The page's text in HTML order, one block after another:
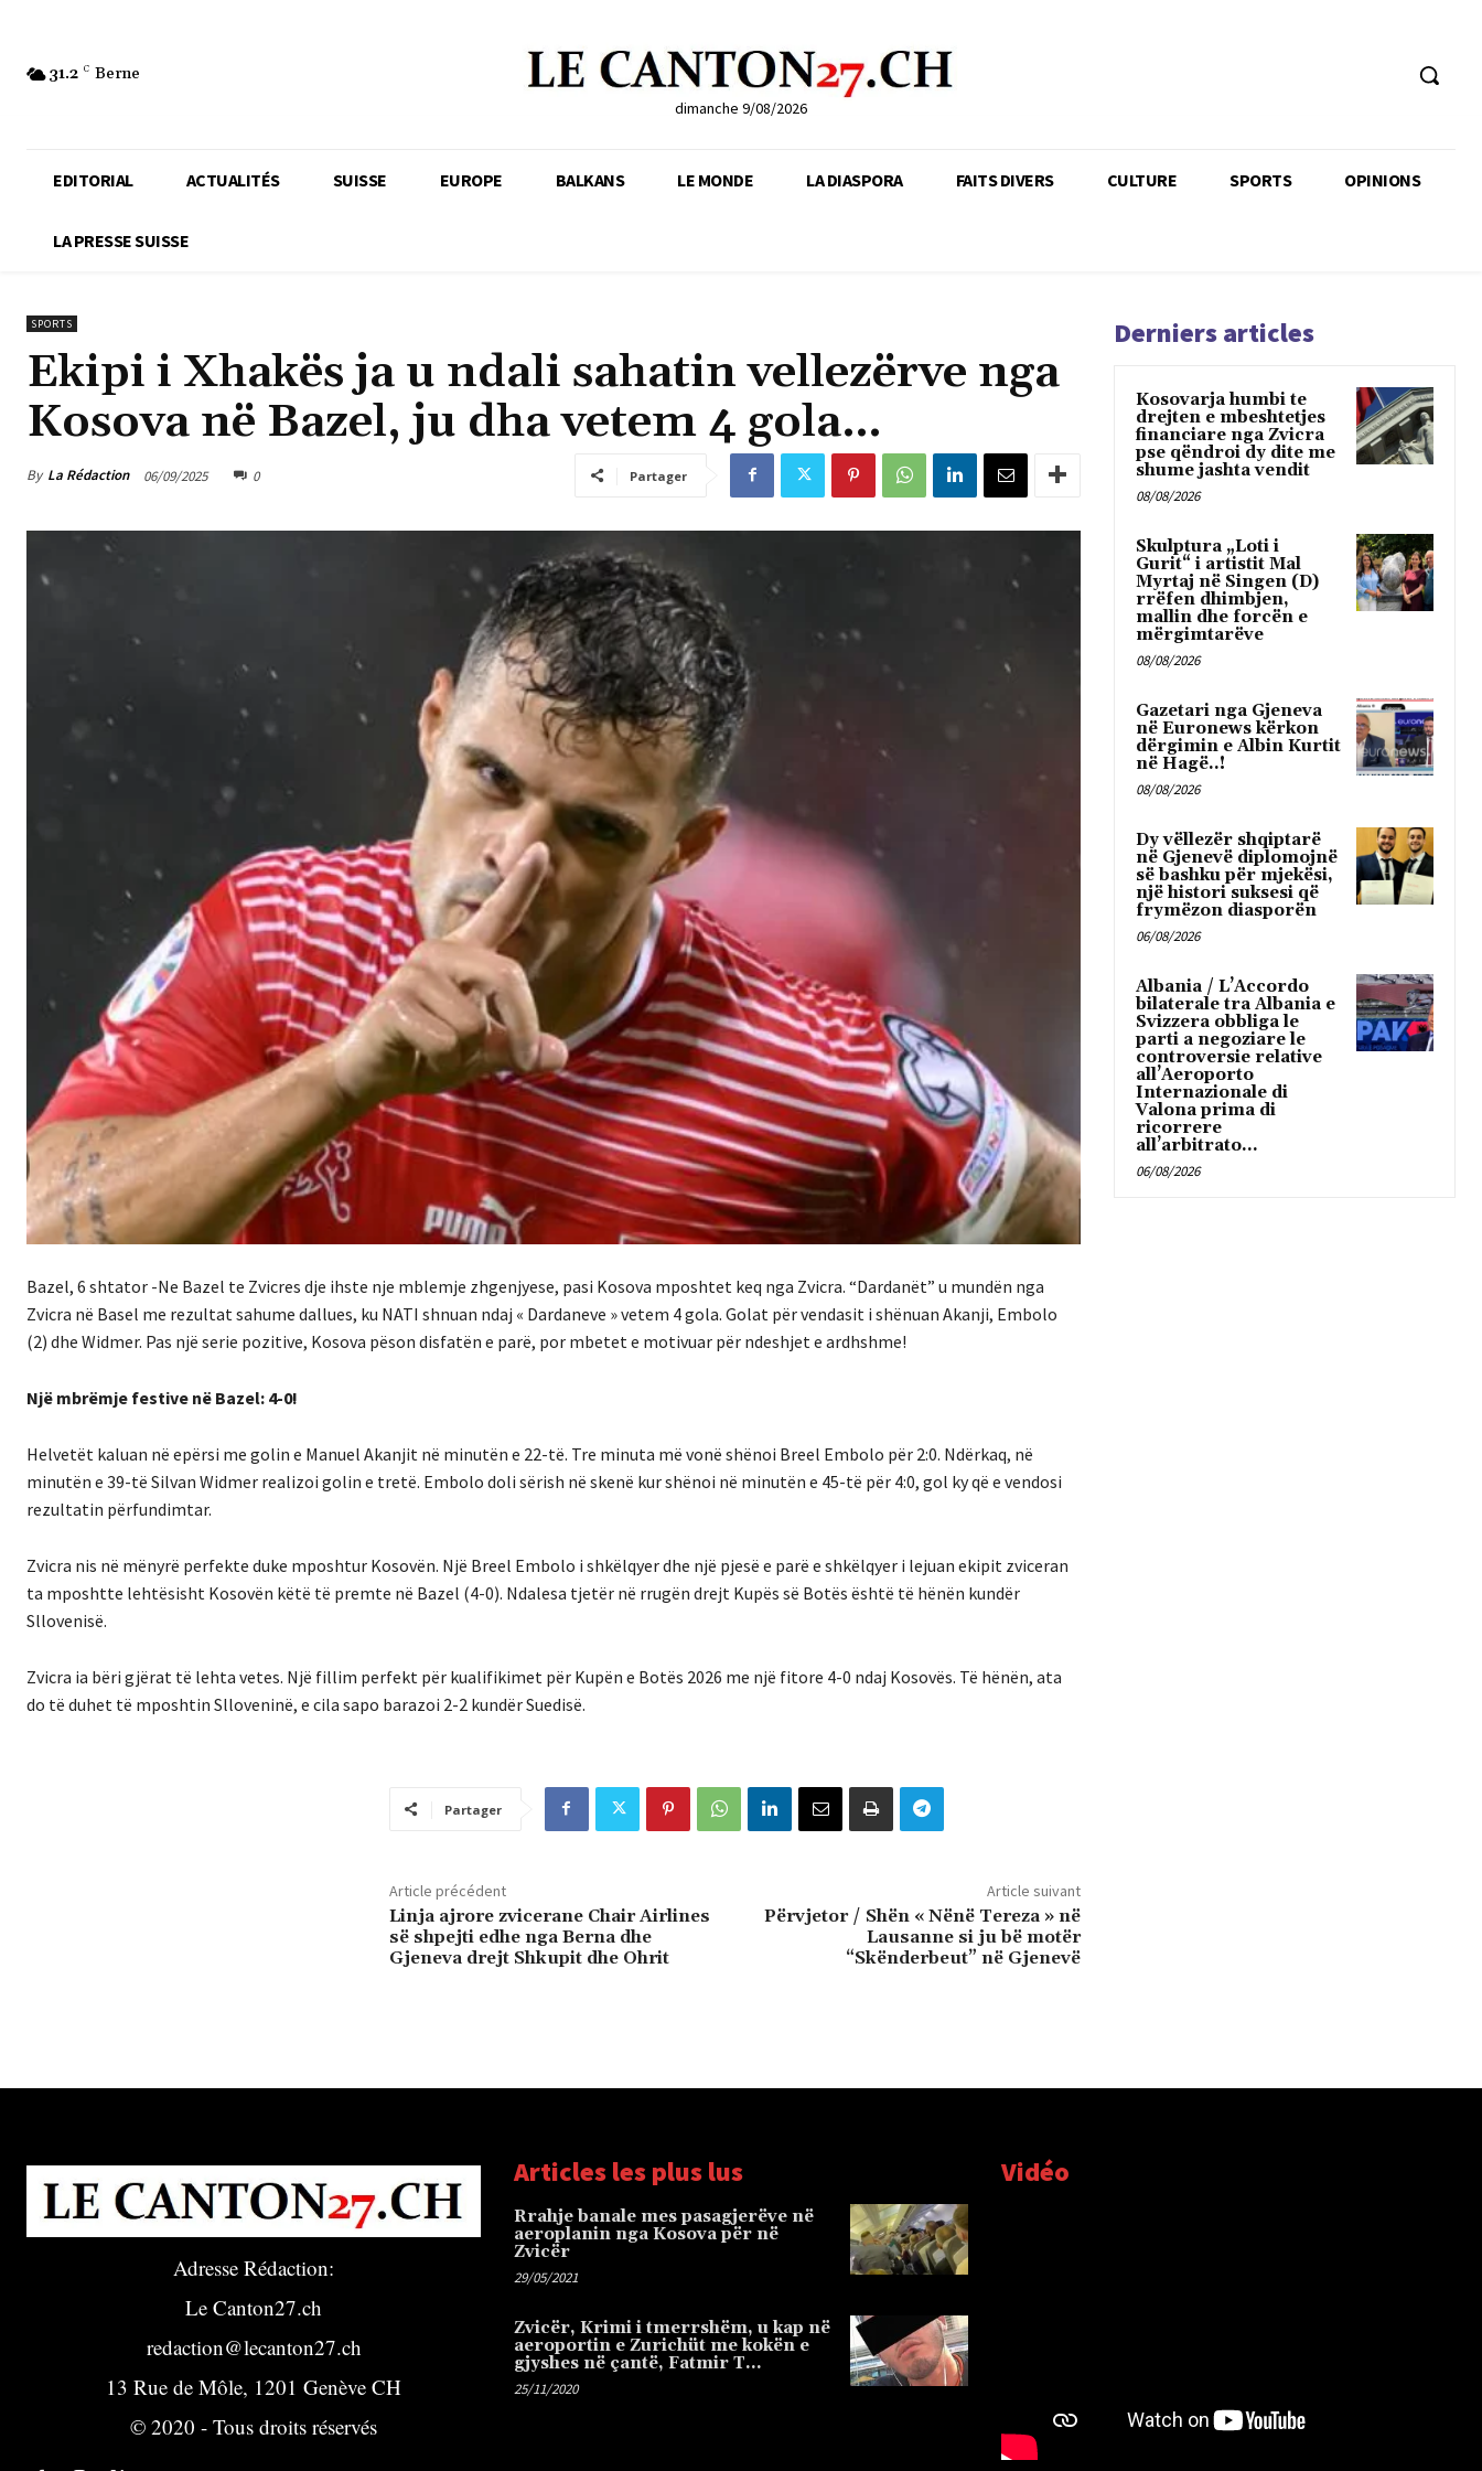
31.2 C Berne
dimanche 9/08/2026
EDITORIAL ACTUALITÉS SUISSE EUROPE BALKANS LE MONDE LA DIASPORA FAITS DIVERS CULTURE SPORTS OPINIONS
LA PRESSE SUISSE
SPORTS
Ekipi i Xhakës ja u ndali sahatin vellezërve nga
Kosova në Bazel, ju dha vetem 4 gola…
By La Rédaction 06/09/2025 0 Partager
Bazel, 6 shtator -Ne Bazel te Zvicres dje ihste nje mblemje zhgenjyese, pasi Kosova mposhtet keq nga Zvicra. “Dardanët” u mundën nga
Zvicra në Basel me rezultat sahume dallues, ku NATI shnuan ndaj « Dardaneve » vetem 4 gola. Golat për vendasit i shënuan Akanji, Embolo
(2) dhe Widmer. Pas një serie pozitive, Kosova pëson disfatën e parë, por mbetet e motivuar për ndeshjet e ardhshme!
Një mbrëmje festive në Bazel: 4-0!
Helvetët kaluan në epërsi me golin e Manuel Akanjit në minutën e 22-të. Tre minuta më vonë shënoi Breel Embolo për 2:0. Ndërkaq, në
minutën e 39-të Silvan Widmer realizoi golin e tretë. Embolo doli sërish në skenë kur shënoi në minutën e 45-të për 4:0, gol ky që e vendosi
rezultatin përfundimtar.
Zvicra nis në mënyrë perfekte duke mposhtur Kosovën. Një Breel Embolo i shkëlqyer dhe një pjesë e parë e shkëlqyer i lejuan ekipit zviceran
ta mposhtte lehtësisht Kosovën këtë të premte në Bazel (4-0). Ndalesa tjetër në rrugën drejt Kupës së Botës është të hënën kundër
Sllovenisë.
Zvicra ia bëri gjërat të lehta vetes. Një fillim perfekt për kualifikimet për Kupën e Botës 2026 me një fitore 4-0 ndaj Kosovës. Të hënën, ata
do të duhet të mposhtin Slloveninë, e cila sapo barazoi 2-2 kundër Suedisë.
Partager
Article précédent
Linja ajrore zvicerane Chair Airlines
së shpejti edhe nga Berna dhe
Gjeneva drejt Shkupit dhe Ohrit
Article suivant
Përvjetor / Shën « Nënë Tereza » në
Lausanne si ju bë motër
“Skënderbeut” në Gjenevë
Derniers articles
Kosovarja humbi te
drejten e mbeshtetjes
financiare nga Zvicra
pse qëndroi dy dite me
shume jashta vendit
08/08/2026
Skulptura „Loti i
Gurit“ i artistit Mal
Myrtaj në Singen (D)
rrëfen dhimbjen,
mallin dhe forcën e
mërgimtarëve
08/08/2026
Gazetari nga Gjeneva
në Euronews kërkon
dërgimin e Albin Kurtit
në Hagë..!
08/08/2026
Dy vëllezër shqiptarë
në Gjenevë diplomojnë
së bashku për mjekësi,
një histori suksesi që
frymëzon diasporën
06/08/2026
Albania / L’Accordo
bilaterale tra Albania e
Svizzera obbliga le
parti a negoziare le
controversie relative
all’Aeroporto
Internazionale di
Valona prima di
ricorrere
all’arbitrato...
06/08/2026
Adresse Rédaction:
Le Canton27.ch
redaction@lecanton27.ch
13 Rue de Môle, 1201 Genève CH
© 2020 - Tous droits réservés
Articles les plus lus
Rrahje banale mes pasagjerëve në
aeroplanin nga Kosova për në
Zvicër
29/05/2021
Zvicër, Krimi i tmerrshëm, u kap në
aeroportin e Zurichüt me kokën e
gjyshes në çantë, Fatmir T…
25/11/2020
Vidéo